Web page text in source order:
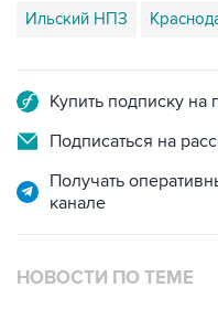
Ильский НПЗ
Купить подписку
Подписаться на
Получать
канале
НОВОСТИ ПО ТЕМЕ